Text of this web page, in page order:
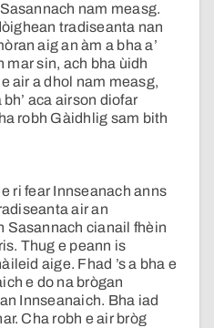
nam measg.
tradiseanta nan
aig an àm a bha a’
mar sin, ach bha ùidh
air a dhol nam measg,
aca airson diofar
robh Gàidhlig sam bith
ri fear Innseanach anns
air an
Sasannach cianail fhèin
Thug e peann is
aige. Fhad ’s a bha e
e do na brògan
Innseanaich. Bha iad
Cha robh e air bròg